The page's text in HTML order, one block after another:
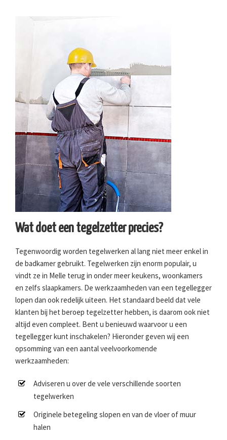
Wat doet een tegelzetter precies?
Tegenwoordig worden tegelwerken al lang niet meer enkel in
de badkamer gebruikt. Tegelwerken zijn enorm populair, u
vindt ze in Melle terug in onder meer keukens, woonkamers
en zelfs slaapkamers. De werkzaamheden van een tegellegger
lopen dan ook redelijk uiteen. Het standaard beeld dat vele
klanten bij het beroep tegelzetter hebben, is daarom ook niet
altijd even compleet. Bent u benieuwd waarvoor u een
tegellegger kunt inschakelen? Hieronder geven wij een
opsomming van een aantal veelvoorkomende
werkzaamheden:
Adviseren u over de vele verschillende soorten
tegelwerken
Originele betegeling slopen en van de vloer of muur
halen